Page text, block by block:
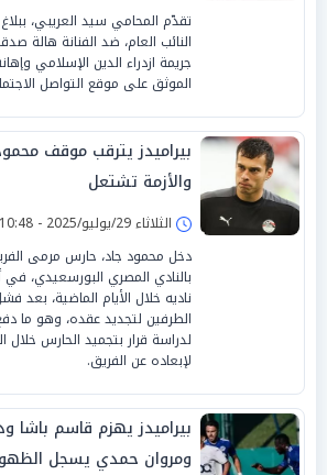
تقدّم المحامي سيد العريبي،
النائب العام، ضد الفنانة هالة
جريمة ازدراء الدين الإسلامي
الموثق على موقع التواصل
بيراميدز يترقب موقف
والأزمة تشتعل
الثلاثاء 29/يوليو/2025 - 10:48 م
دخل محمود جاد، حارس مرمى
بالنادي المصري البورسعيدي،
ناديه خلال الأيام الماضية، بعد
الطرفين لتجديد عقده، وهو ما
لدراسة قرار بتجميد الحارس خلال
لإبعاده عن الفريق.
بيراميدز يهزم قاسم
ومروان حمدي يسجل